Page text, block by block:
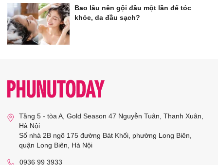
Bao lâu nên gội đầu một lần để tóc
khỏe, da đầu sạch?
Tầng 5 - tòa A, Gold Season 47 Nguyễn Tuân, Thanh Xuân,
Hà Nội
Số nhà 2B ngõ 175 đường Bát Khối, phường Long Biên,
quận Long Biên, Hà Nội
0936 99 3933